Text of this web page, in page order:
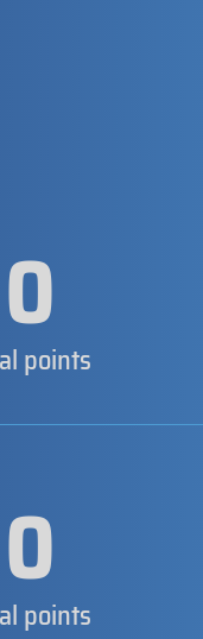
0
points
0
points